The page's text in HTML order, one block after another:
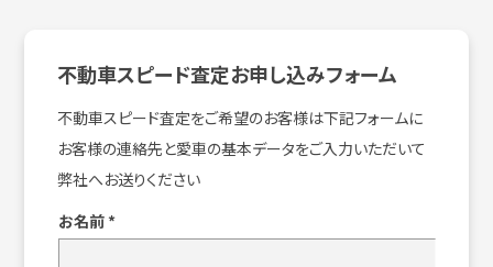
不動車スピード査定お申し込みフォーム
不動車スピード査定をご希望のお客様は下記フォームに
お客様の連絡先と愛車の基本データをご入力いただいて
弊社へお送りください
お名前 *